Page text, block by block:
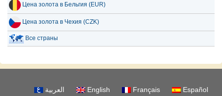
Цена золота в Бельгия (EUR)
Цена золота в Чехия (CZK)
Все страны
العربية English Français Español